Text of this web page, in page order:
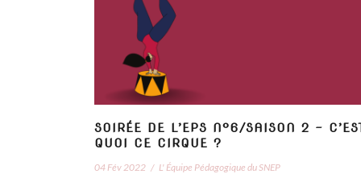
SOIRÉE DE L’EPS N°6/SAISON 2 –
QUOI CE CIRQUE ?
04 Fév 2022 / L' Équipe Pédagogique du SNEP